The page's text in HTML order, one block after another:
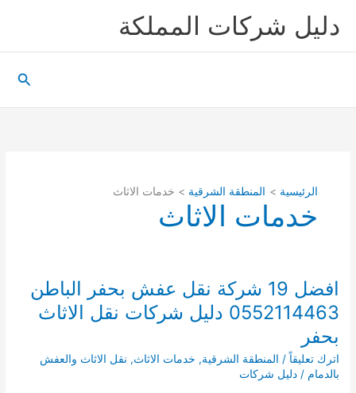
دليل شركات المملكة
الرئيسية المنطقة الشرقية خدمات الاثاث
خدمات الاثاث
افضل 19 شركة نقل عفش بحفر الباطن
0552114463 دليل شركات نقل الاثاث
بحفر
اترك تعليقاً / المنطقة الشرقية, خدمات الاثاث, نقل الاثاث والعفش
بالدمام /دليل شركات